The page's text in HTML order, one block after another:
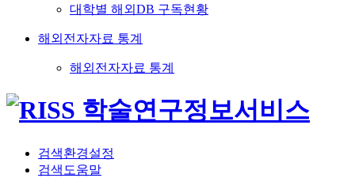
대학별 해외DB 구독현황
해외전자자료 통계
해외전자자료 통계
검색환경설정
검색도움말